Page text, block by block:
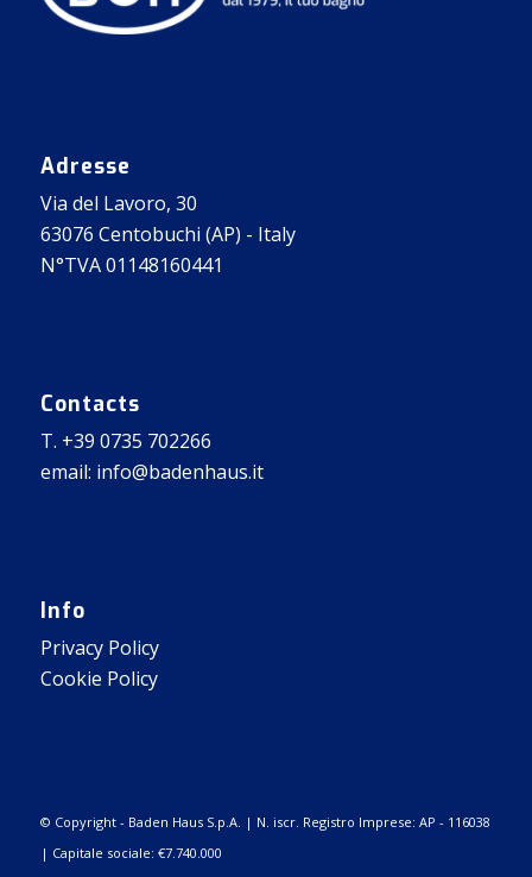
Adresse
Via del Lavoro, 30
63076 Centobuchi (AP) - Italy
N°TVA 01148160441
Contacts
T. +39 0735 702266
email: info@badenhaus.it
Info
Privacy Policy
Cookie Policy
© Copyright - Baden Haus S.p.A. | N. iscr. Registro Imprese: AP - 116038
| Capitale sociale: €7.740.000